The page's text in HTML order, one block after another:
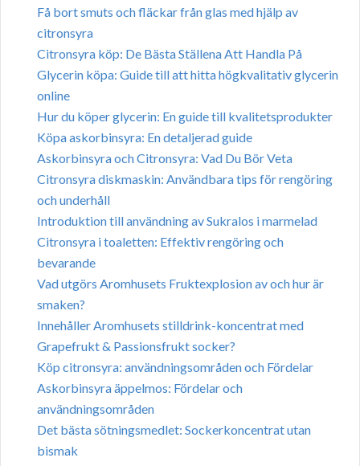
Få bort smuts och fläckar från glas med hjälp av
citronsyra
Citronsyra köp: De Bästa Ställena Att Handla På
Glycerin köpa: Guide till att hitta högkvalitativ glycerin
online
Hur du köper glycerin: En guide till kvalitetsprodukter
Köpa askorbinsyra: En detaljerad guide
Askorbinsyra och Citronsyra: Vad Du Bör Veta
Citronsyra diskmaskin: Användbara tips för rengöring
och underhåll
Introduktion till användning av Sukralos i marmelad
Citronsyra i toaletten: Effektiv rengöring och
bevarande
Vad utgörs Aromhusets Fruktexplosion av och hur är
smaken?
Innehåller Aromhusets stilldrink-koncentrat med
Grapefrukt & Passionsfrukt socker?
Köp citronsyra: användningsområden och Fördelar
Askorbinsyra äppelmos: Fördelar och
användningsområden
Det bästa sötningsmedlet: Sockerkoncentrat utan
bismak